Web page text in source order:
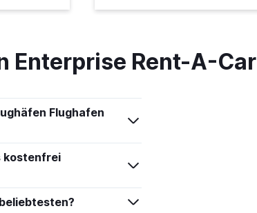
Enterprise Rent-A-Car
Flughafen
kostenfrei